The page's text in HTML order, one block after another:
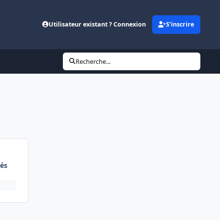
Utilisateur existant ? Connexion S’inscrire
Recherche...